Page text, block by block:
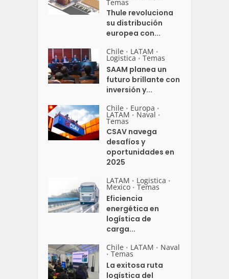
Temas
Thule revoluciona
su distribución
europea con...
Chile • LATAM •
Logistica • Temas
SAAM planea un
futuro brillante con
inversión y...
Chile • Europa •
LATAM • Naval •
Temas
CSAV navega
desafíos y
oportunidades en
2025
LATAM • Logistica •
Mexico • Temas
Eficiencia
energética en
logística de
carga...
Chile • LATAM • Naval
• Temas
La exitosa ruta
logística del